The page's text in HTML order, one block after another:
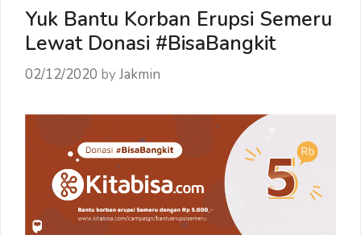
Yuk Bantu Korban Erupsi Semeru
Lewat Donasi #BisaBangkit
02/12/2020 byJakmin